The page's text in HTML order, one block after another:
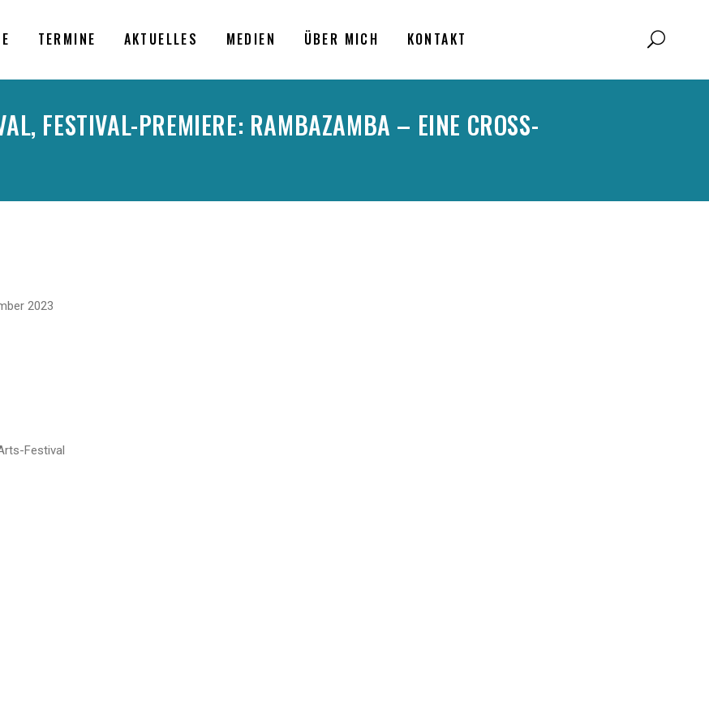
TERMINE AKTUELLES MEDIEN ÜBER MICH KONTAKT
FESTIVAL-PREMIERE: RAMBAZAMBA – EINE CROSS-
2023
Festival